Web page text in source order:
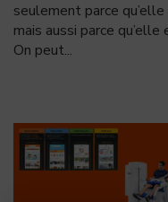
seulement parce
mais aussi parce
On peut...